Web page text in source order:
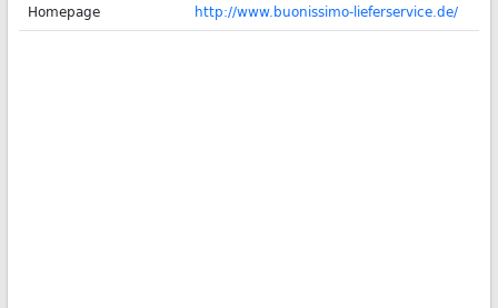
Homepage
http://www.buonissimo-lieferservice.de/